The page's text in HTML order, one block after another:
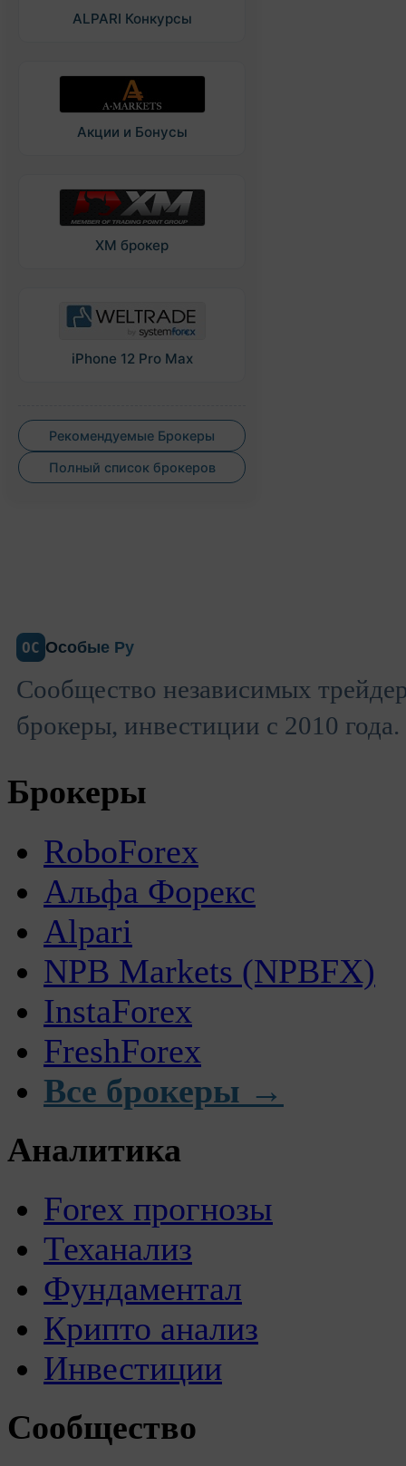
ALPARI Конкурсы
Акции и Бонусы
XM брокер
iPhone 12 Pro Max
Рекомендуемые Брокеры
Полный список брокеров
ОС Особые Ру
Сообщество независимых
брокеры, инвестиции с 2010 года.
Брокеры
RoboForex
Альфа Форекс
Alpari
NPB Markets (NPBFX)
InstaForex
FreshForex
Все брокеры →
Аналитика
Forex прогнозы
Теханализ
Фундаментал
Крипто анализ
Инвестиции
Сообщество